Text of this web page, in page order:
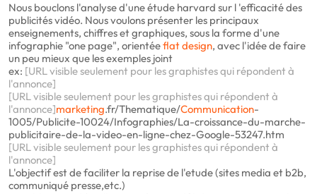
Nous bouclons l'analyse d'une étude harvard sur l 'efficacité des
publicités vidéo. Nous voulons présenter les principaux
enseignements, chiffres et graphiques, sous la forme d'une
infographie "one page", orientéeflat design, avec l'idée de faire
un peu mieux que les exemples joint
ex: [URL visible seulement pour les graphistes qui répondent à
l'annonce]
[URL visible seulement pour les graphistes qui répondent à
l'annonce]marketing.fr/Thematique/Communication-
1005/Publicite-10024/Infographies/La-croissance-du-marche-
publicitaire-de-la-video-en-ligne-chez-Google-53247.htm
[URL visible seulement pour les graphistes qui répondent à
l'annonce]
L'objectif est de faciliter la reprise de l'etude (sites media et b2b,
communiqué presse,etc.)